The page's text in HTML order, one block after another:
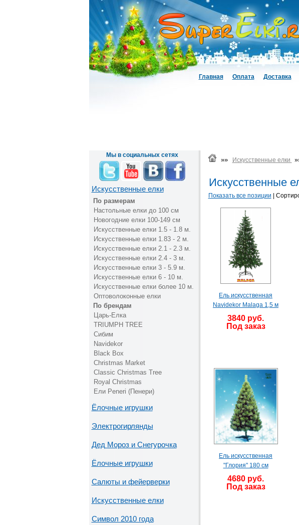
Главная Оплата Доставка
Мы в социальных сетях
Искусственные елки
По размерам
Настольные елки до 100 см
Новогодние елки 100-149 см
Искусственные елки 1.5 - 1.8 м.
Искусственные елки 1.83 - 2 м.
Искусственные елки 2.1 - 2.3 м.
Искусственные елки 2.4 - 3 м.
Искусственные елки 3 - 5.9 м.
Искусственные елки 6 - 10 м.
Искусственные елки более 10 м.
Оптоволоконные елки
По брендам
Царь-Елка
TRIUMPH TREE
Сибим
Navidekor
Black Box
Christmas Market
Classic Christmas Tree
Royal Christmas
Ели Peneri (Пенери)
Ёлочные игрушки
Электрогирлянды
Дед Мороз и Снегурочка
Ёлочные игрушки
Салюты и фейерверки
Искусственные елки
Символ 2010 года
»» Искусственные елки
Искусственные
Показать все позиции |
Ель искусственная
Navidekor Malaga 1,5 м
3840 руб.
Под заказ
Ель искусственная
"Глория" 180 см
4680 руб.
Под заказ